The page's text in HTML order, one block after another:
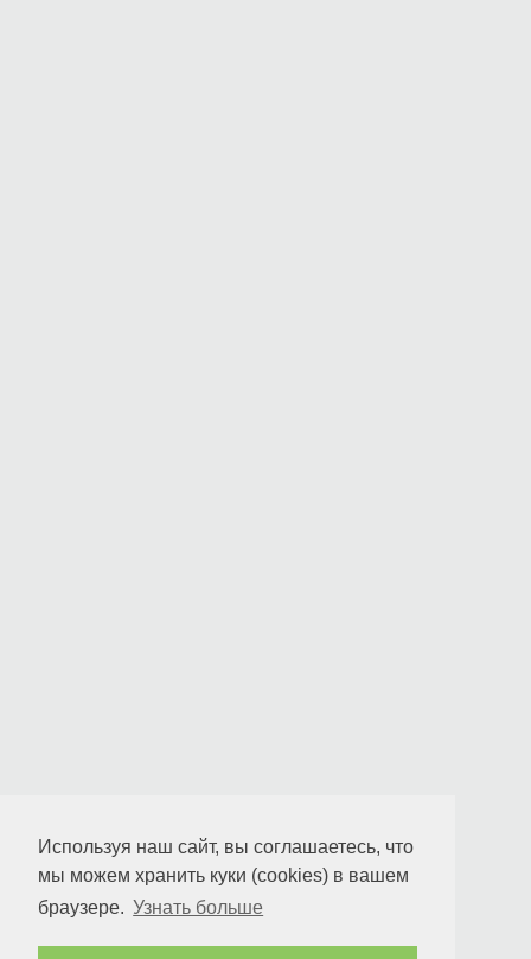
Используя наш сайт, вы соглашаетесь, что
мы можем хранить куки (cookies) в вашем
браузере. Узнать больше